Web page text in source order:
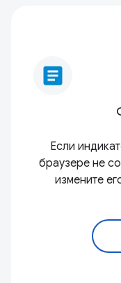
article
Если
браузере не
измените